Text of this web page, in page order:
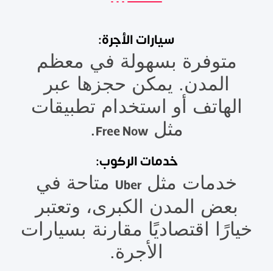
سيارات الأجرة:
متوفرة بسهولة في معظم
المدن. يمكن حجزها عبر
الهاتف أو استخدام تطبيقات
مثلFree Now
.
خدمات الركوب:
خدمات مثلUber متاحة في
بعض المدن الكبرى، وتعتبر
خيارًا اقتصاديًا مقارنة بسيارات
الأجرة.